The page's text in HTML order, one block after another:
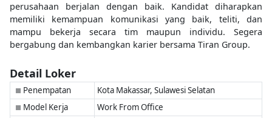
perusahaan berjalan dengan baik. Kandidat diharapkan
memiliki kemampuan komunikasi yang baik, teliti, dan
mampu bekerja secara tim maupun individu. Segera
bergabung dan kembangkan karier bersama Tiran Group.
Detail Loker
■ Penempatan Kota Makassar, Sulawesi Selatan
■ Model Kerja Work From Office